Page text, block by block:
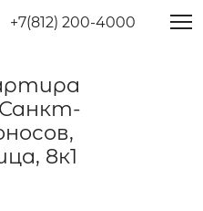
+7(812) 200-4000
8к1